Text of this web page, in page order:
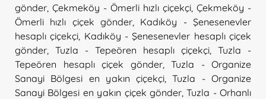
gönder Çekmeköy - Ömerli hızlı çiçekçi Çekmeköy -
Ömerli hızlı çiçek gönder
Kadıköy - Şenesenevler
hesaplı çiçekçi Kadıköy - Şenesenevler hesaplı çiçek
gönder
Tuzla - Tepeören hesaplı çiçekçi
Tuzla -
Tepeören hesaplı çiçek gönder, Tuzla - Organize
Sanayi Bölgesi en yakın çiçekçi ,Tuzla - Organize
Sanayi Bölgesi en yakın çiçek gönder,Tuzla - Orhanlı